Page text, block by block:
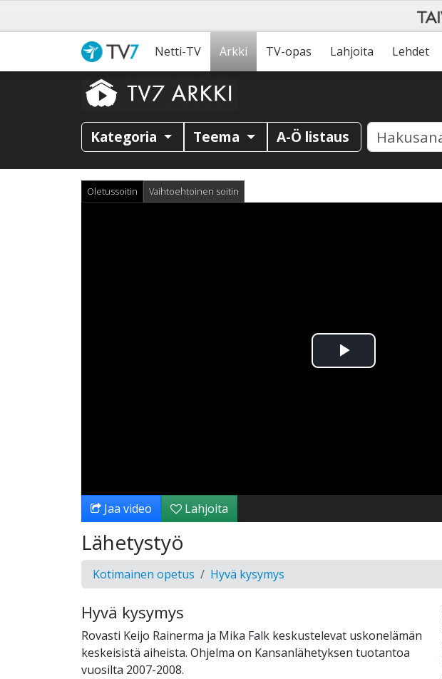
Netti-TV Arkki TV-opas Lahjoita Lehdet
Kategoria Teema A-Ö listaus
Oletussoitin Vaihtoehtoinen soitin
Toista
Jaa video Lahjoita
Lähetystyö
Kotimainen opetus Hyvä kysymys
Hyvä kysymys
Rovasti Keijo Rainerma ja Mika Falk keskustelevat uskonelämän
keskeisistä aiheista. Ohjelma on Kansanlähetyksen tuotantoa
vuosilta 2007-2008.